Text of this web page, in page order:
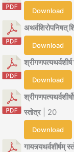
Download
अथर्वशिरोपनिषत्
Download
Download
स्तोत्र| 20
Download
गायत्र्यथर्वशीर्षम्